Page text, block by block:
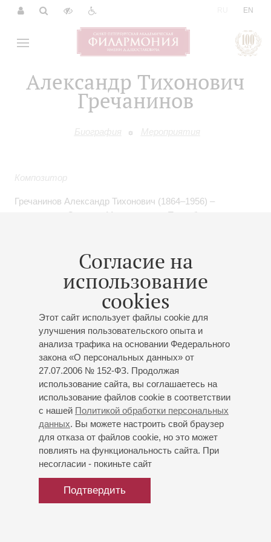
EN
Александр Тихонович
Гречанинов
Биография Мероприятия
Согласие на
использование
cookies
Этот сайт использует файлы cookie для
улучшения пользовательского опыта и
анализа трафика на основании Федерального
закона «О персональных данных» от
27.07.2006 № 152-ФЗ. Продолжая
использование сайта, вы соглашаетесь на
использование файлов cookie в соответствии
с нашей Политикой обработки персональных
данных. Вы можете настроить свой браузер
для отказа от файлов cookie, но это может
повлиять на функциональность сайта. При
несогласии - покиньте сайт
Подтвердить
Композитор
Гречанинов Александр Тихонович (1864–1956) –
композитор. Окончил Московскую и Петербургскую
Художественного академического театра. Восторженно
приняв февральскую революцию, Гречанинов пишет
«Гимн новой России» на текст Бальмонта (впоследствии
«Гимн» стал музыкальной заставкой к передачам
русского вещания «Радио «Свобода»). Однако уже в
1925 году композитор эмигрировал. Жил в Париже, затем
в Нью-Йорке, работал над книгой воспоминаний (вышла
в Париже, в 1934), продолжал сочинять и исполняться:
премьерой его экуменической «Вселенской мессы»
дирижировал Сергей Кусевицкий, а Пятую симфонию
впервые представил в Бостоне Леопольд Стоковский. В
Большом зале филармонии Гречанинов выступал лишь
однажды: 26 ноября 1924 года он по рукописи исполнил
премьеру своей Третьей симфонии, а также
продирижировал сочинениями Гайдна, Моцарта и
Бетховена.